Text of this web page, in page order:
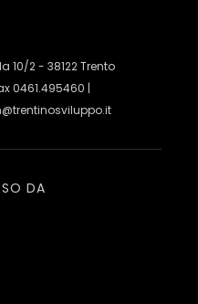
10/2 - 38122 Trento
0461.495460 |
DA